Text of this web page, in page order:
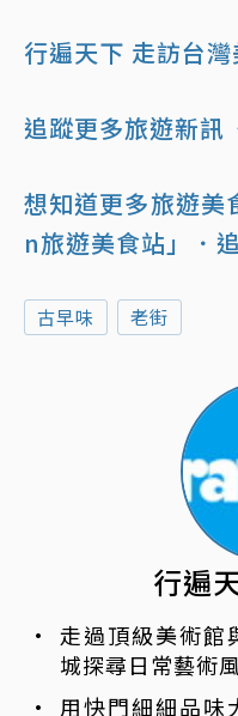
行遍天下 走訪台灣
追蹤更多旅遊新訊
想知道更多旅遊美
n旅遊美食站」
．
古早味 老街
行遍
走過頂級美術
城探尋日常藝術
用快門細細品